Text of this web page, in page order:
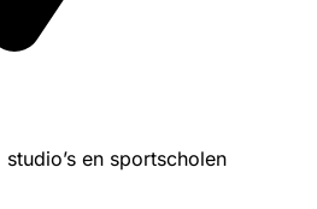
en sportscholen